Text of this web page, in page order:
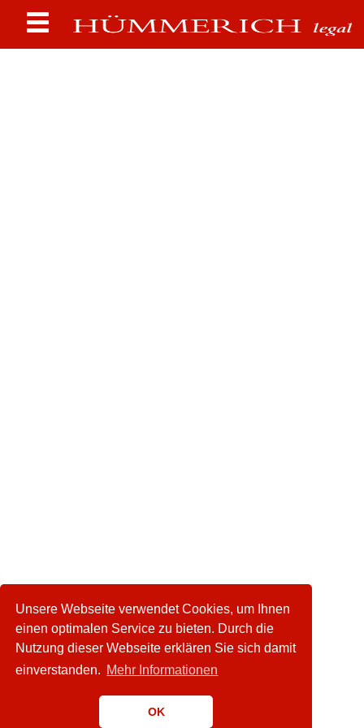
Unsere Webseite verwendet Cookies, um Ihnen
einen optimalen Service zu bieten. Durch die
Nutzung dieser Webseite erklären Sie sich damit
einverstanden. Mehr Informationen
OK